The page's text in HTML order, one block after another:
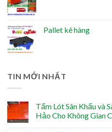
Pallet kê hàng
TIN MỚI NHẤT
Tấm Lót Sân Khấu và
Hảo Cho Không Gian